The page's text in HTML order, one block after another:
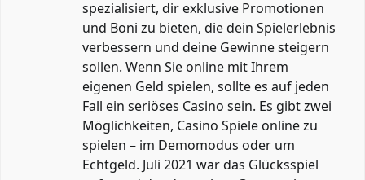
spezialisiert, dir exklusive Promotionen
und Boni zu bieten, die dein Spielerlebnis
verbessern und deine Gewinne steigern
sollen. Wenn Sie online mit Ihrem
eigenen Geld spielen, sollte es auf jeden
Fall ein seriöses Casino sein. Es gibt zwei
Möglichkeiten, Casino Spiele online zu
spielen – im Demomodus oder um
Echtgeld. Juli 2021 war das Glücksspiel